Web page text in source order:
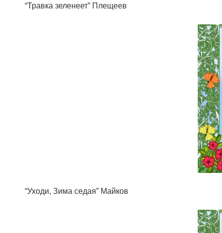
“Травка зеленеет” Плещеев
“Уходи, Зима седая” Майков